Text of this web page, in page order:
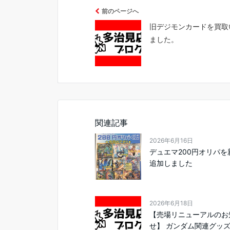
前のページへ
旧デジモンカードを買
ました。
関連記事
2026年6月16日
デュエマ200円オリパを
追加しました
2026年6月18日
【売場リニューアルの
せ】 ガンダム関連グッ